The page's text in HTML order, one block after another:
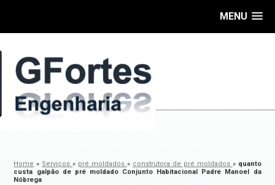
MENU
Home » Serviços» pré moldados» construtora de pré moldados » quanto
custa galpão de pré moldado Conjunto Habitacional Padre Manoel da
Nóbrega